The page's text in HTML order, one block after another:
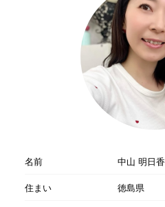
名前
中山 明日香
住まい
徳島県